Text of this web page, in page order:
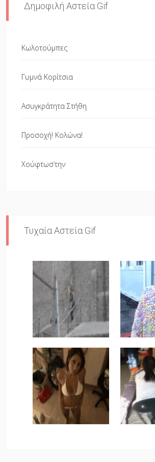
Δημοφιλή Αστεία Gif
Κωλοτούμπες
Γυμνά Κορίτσια
Ασυγκράτητα Στήθη
Προσοχή! Κολώνα!
Χούφτωσ’την
Τυχαία Αστεία Gif